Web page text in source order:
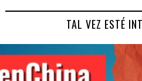
TAL VEZ ESTÉ